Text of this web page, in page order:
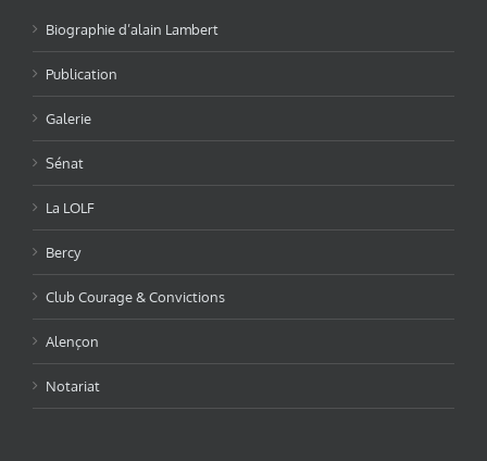
Biographie d’alain Lambert
Publication
Galerie
Sénat
La LOLF
Bercy
Club Courage & Convictions
Alençon
Notariat